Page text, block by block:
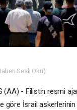
Sesli Oku)
(AA) - Filistin resmi
göre İsrail